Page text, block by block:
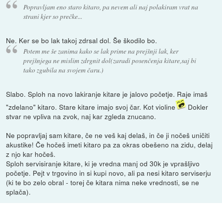
Popravljam eno staro kitaro, pa nevem ali naj polakiram vrat na
strani kjer so prečke...
Ne. Ker se bo lak takoj zdrsal dol. Še škodilo bo.
Potem me še zanima kako se lak prime na prejšnji lak, ker
prejšnjega ne mislim zdrgnit dol(zaradi posenčenja kitare,saj bi
tako zgubila na svojem čaru.)
Slabo. Sploh na novo lakiranje kitare je jalovo početje. Raje imaš
"zdelano" kitaro. Stare kitare imajo svoj čar. Kot violine
Dokler
stvar ne vpliva na zvok, naj kar zgleda znucano.
Ne popravljaj sam kitare, če ne veš kaj delaš, in če ji nočeš uničiti
akustike! Če hočeš imeti kitaro pa za okras obešeno na zidu, delaj
z njo kar hočeš.
Sploh servisiranje kitare, ki je vredna manj od 30k je vprašljivo
početje. Pejt v trgovino in si kupi novo, ali pa nesi kitaro serviserju
(ki te bo zelo obral - torej če kitara nima neke vrednosti, se ne
splača).